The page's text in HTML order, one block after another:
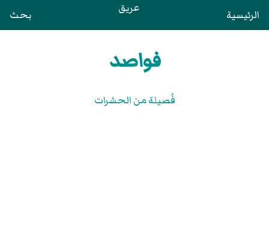
الرئيسية عريق بحث
فواصد
فُصيلة من الحشرات